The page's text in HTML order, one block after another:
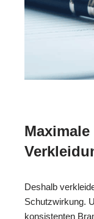
Deshalb
Schutzwirkung.
konsistenten